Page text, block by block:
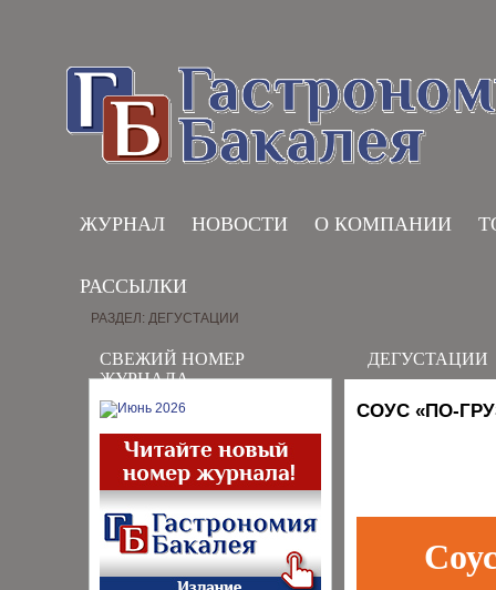
ЖУРНАЛ НОВОСТИ О КОМПАНИИ
РАССЫЛКИ
СВЕЖИЙ НОМЕР
ЖУРНАЛА
РАЗДЕЛ: ДЕГУСТАЦИИ
ДЕГУСТАЦИИ
СОУС «ПО-